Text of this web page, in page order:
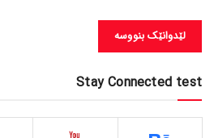
Stay Connected test